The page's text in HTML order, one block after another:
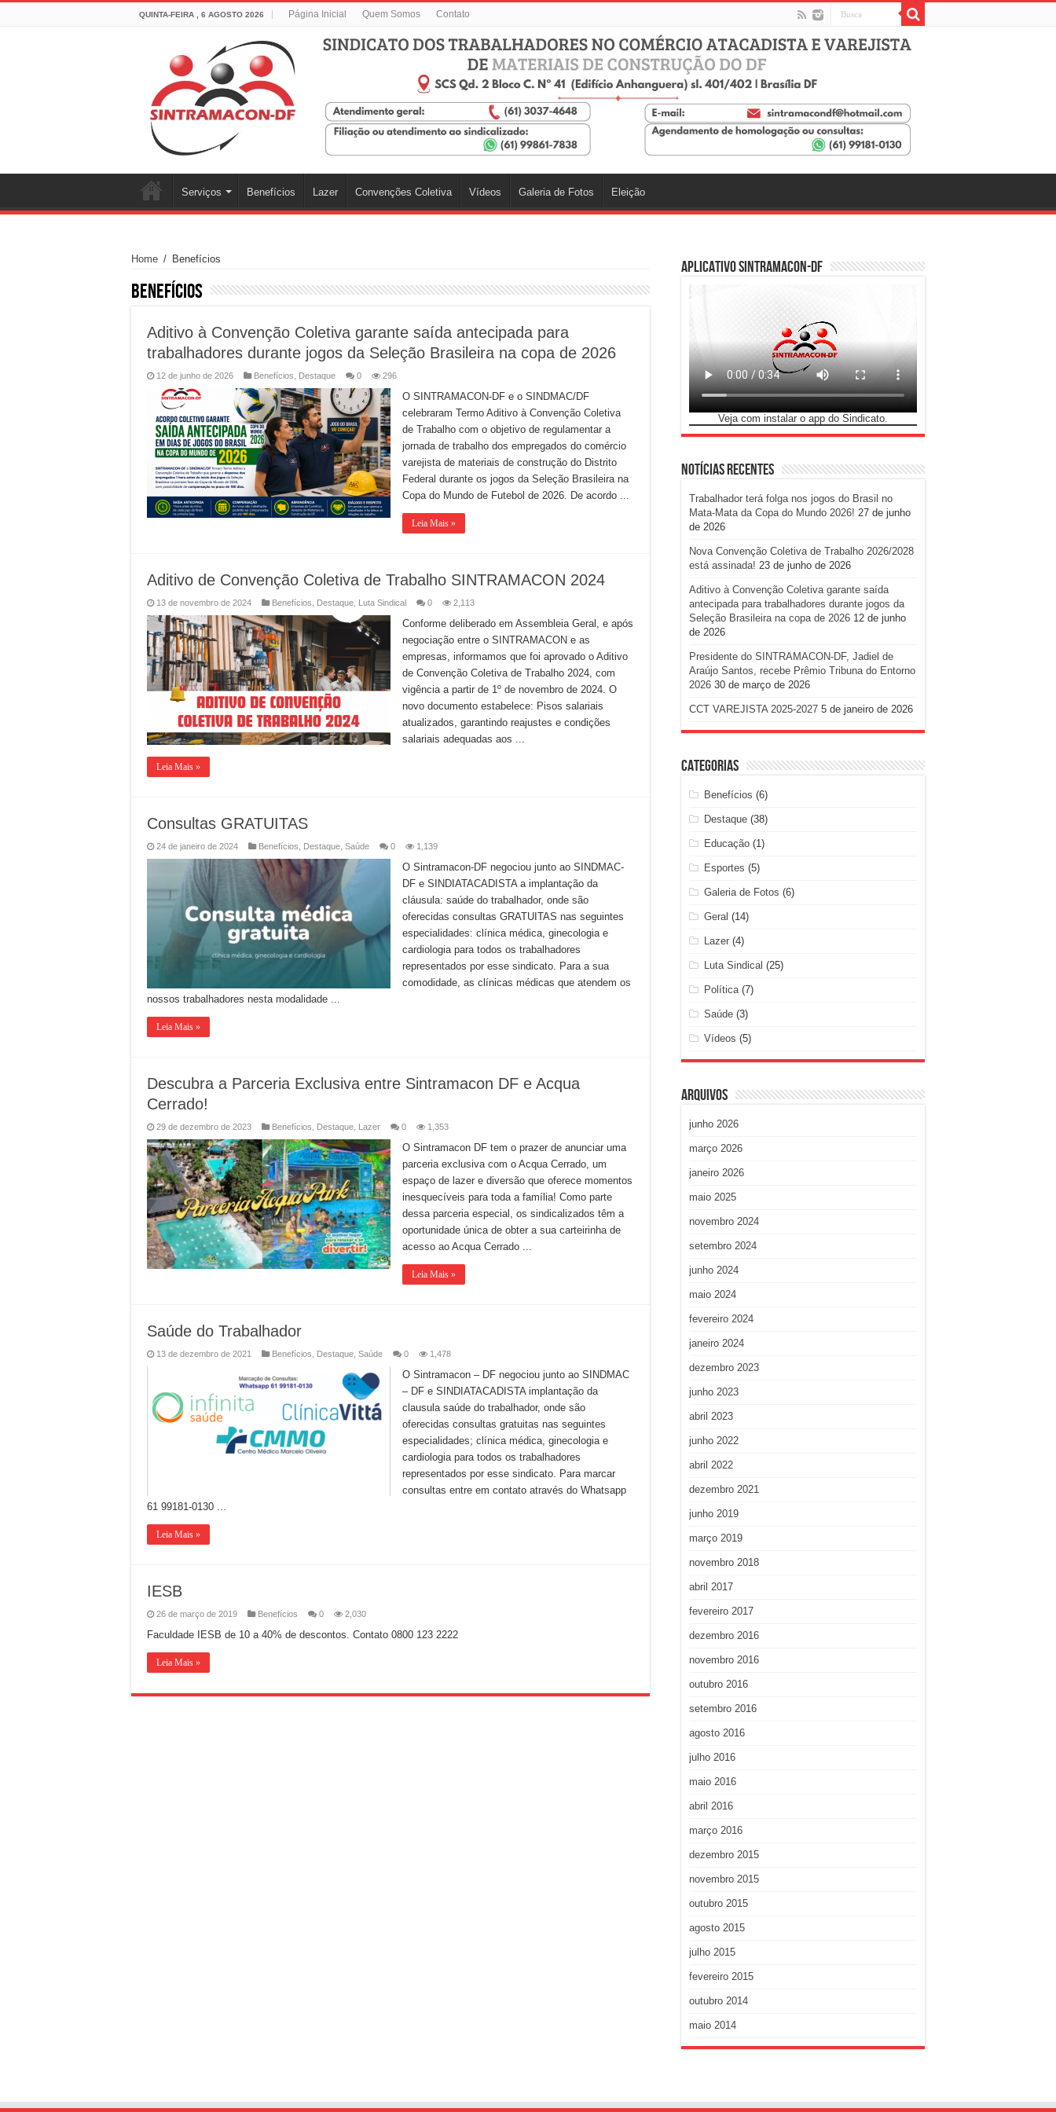
QUINTA-FEIRA , 6 AGOSTO 2026 Página Inicial Quem Somos Contato
Serviços Benefícios Lazer Convenções Coletiva Vídeos Galeria de Fotos Eleição
Home / Benefícios
Benefícios
Aditivo à Convenção Coletiva garante saída antecipada para
trabalhadores durante jogos da Seleção Brasileira na copa de 2026
12 de junho de 2026 Benefícios Destaque 0 296
O SINTRAMACON-DF e o SINDMAC/DF
celebraram Termo Aditivo à Convenção Coletiva
de Trabalho com o objetivo de regulamentar a
jornada de trabalho dos empregados do comércio
varejista de materiais de construção do Distrito
Federal durante os jogos da Seleção Brasileira na
Copa do Mundo de Futebol de 2026. De acordo ...
Leia Mais »
Aditivo de Convenção Coletiva de Trabalho SINTRAMACON 2024
13 de novembro de 2024 Benefícios Destaque Luta Sindical 0 2,113
Conforme deliberado em Assembleia Geral, e após
negociação entre o SINTRAMACON e as
empresas, informamos que foi aprovado o Aditivo
de Convenção Coletiva de Trabalho 2024, com
vigência a partir de 1º de novembro de 2024. O
novo documento estabelece: Pisos salariais
atualizados, garantindo reajustes e condições
salariais adequadas aos ...
Leia Mais »
Consultas GRATUITAS
24 de janeiro de 2024 Benefícios Destaque Saúde 0 1,139
O Sintramacon-DF negociou junto ao SINDMAC-
DF e SINDIATACADISTA a implantação da
cláusula: saúde do trabalhador, onde são
oferecidas consultas GRATUITAS nas seguintes
especialidades: clínica médica, ginecologia e
cardiologia para todos os trabalhadores
representados por esse sindicato. Para a sua
comodidade, as clínicas médicas que atendem os
nossos trabalhadores nesta modalidade ...
Leia Mais »
Descubra a Parceria Exclusiva entre Sintramacon DF e Acqua
Cerrado!
29 de dezembro de 2023 Benefícios Destaque Lazer 0 1,353
O Sintramacon DF tem o prazer de anunciar uma
parceria exclusiva com o Acqua Cerrado, um
espaço de lazer e diversão que oferece momentos
inesquecíveis para toda a família! Como parte
dessa parceria especial, os sindicalizados têm a
oportunidade única de obter a sua carteirinha de
acesso ao Acqua Cerrado ...
Leia Mais »
Saúde do Trabalhador
13 de dezembro de 2021 Benefícios Destaque Saúde 0 1,478
O Sintramacon – DF negociou junto ao SINDMAC
– DF e SINDIATACADISTA implantação da
clausula saúde do trabalhador, onde são
oferecidas consultas gratuitas nas seguintes
especialidades; clínica médica, ginecologia e
cardiologia para todos os trabalhadores
representados por esse sindicato. Para marcar
consultas entre em contato através do Whatsapp
61 99181-0130 ...
Leia Mais »
IESB
26 de março de 2019 Benefícios 0 2,030
Faculdade IESB de 10 a 40% de descontos. Contato 0800 123 2222
Leia Mais »
Aplicativo SINTRAMACON-DF
Veja com instalar o app do Sindicato.
Notícias Recentes
Trabalhador terá folga nos jogos do Brasil no
Mata-Mata da Copa do Mundo 2026! 27 de junho
de 2026
Nova Convenção Coletiva de Trabalho 2026/2028
está assinada! 23 de junho de 2026
Aditivo à Convenção Coletiva garante saída
antecipada para trabalhadores durante jogos da
Seleção Brasileira na copa de 2026 12 de junho
de 2026
Presidente do SINTRAMACON-DF, Jadiel de
Araújo Santos, recebe Prêmio Tribuna do Entorno
2026 30 de março de 2026
CCT VAREJISTA 2025-2027 5 de janeiro de 2026
Categorias
Benefícios (6)
Destaque(38)
Educação(1)
Esportes (5)
Galeria de Fotos (6)
Geral (14)
Lazer(4)
Luta Sindical (25)
Política(7)
Saúde(3)
Vídeos (5)
Arquivos
junho 2026
março 2026
janeiro 2026
maio 2025
novembro 2024
setembro 2024
junho 2024
maio 2024
fevereiro 2024
janeiro 2024
dezembro 2023
junho 2023
abril 2023
junho 2022
abril 2022
dezembro 2021
junho 2019
março 2019
novembro 2018
abril 2017
fevereiro 2017
dezembro 2016
novembro 2016
outubro 2016
setembro 2016
agosto 2016
julho 2016
maio 2016
abril 2016
março 2016
dezembro 2015
novembro 2015
outubro 2015
agosto 2015
julho 2015
fevereiro 2015
outubro 2014
maio 2014